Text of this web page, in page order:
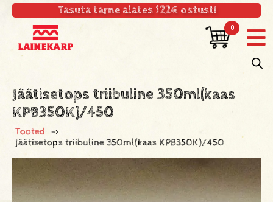
Tasuta tarne alates 122€ ostust!
0
Jäätisetops triibuline 350ml(kaas
KPB350K)/450
Tooted ->
Jäätisetops triibuline 350ml(kaas KPB350K)/450